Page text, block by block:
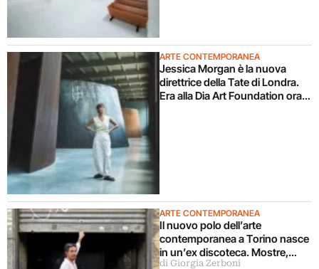
ARTE CONTEMPORANEA
Jessica Morgan è la nuova
direttrice della Tate di Londra.
Era alla Dia Art Foundation ora
ARTE CONTEMPORANEA
Il nuovo polo dell’arte
contemporanea a Torino nasce
in un’ex discoteca. Mostre,
cinema, teatro, concerti,
di Giorgia Zerboni